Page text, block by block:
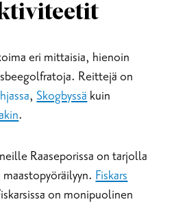
eri mittaisia, hienoin
Reittejä on
, Skogbyssä kuin
.
Raaseporissa on tarjolla
Fiskars
on monipuolinen